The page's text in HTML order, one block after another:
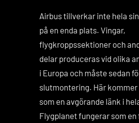
Airbus tillverkar inte hela
på en enda plats. Vingar,
flygkroppssektioner och
delar produceras vid olika
i Europa och måste sedan
slutmontering. Här kommer
som en avgörande länk i
Flygplanet fungerar som en